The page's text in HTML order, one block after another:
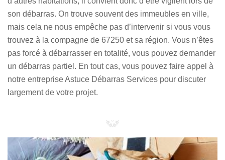
son débarras. On trouve souvent des immeubles en ville,
mais cela ne nous empêche pas d’intervenir si vous vous
trouvez à la compagne de 67250 et sa région. Vous n’êtes
pas forcé à débarrasser en totalité, vous pouvez demander
un débarras partiel. En tout cas, vous pouvez faire appel à
notre entreprise Astuce Débarras Services pour discuter
largement de votre projet.